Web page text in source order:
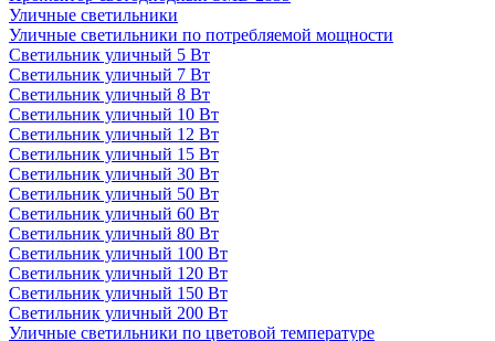
Уличные светильники
Уличные светильники по потребляемой мощности
Светильник уличный 5 Вт
Светильник уличный 7 Вт
Светильник уличный 8 Вт
Светильник уличный 10 Вт
Светильник уличный 12 Вт
Светильник уличный 15 Вт
Светильник уличный 30 Вт
Светильник уличный 50 Вт
Светильник уличный 60 Вт
Светильник уличный 80 Вт
Светильник уличный 100 Вт
Светильник уличный 120 Вт
Светильник уличный 150 Вт
Светильник уличный 200 Вт
Уличные светильники по цветовой температуре